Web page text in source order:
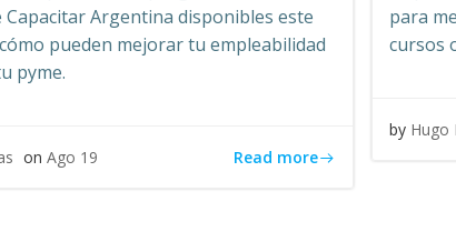
Argentina disponibles este
pueden mejorar tu empleabilidad
pyme.
on Ago 19 Read more
para
cursos
by Hugo